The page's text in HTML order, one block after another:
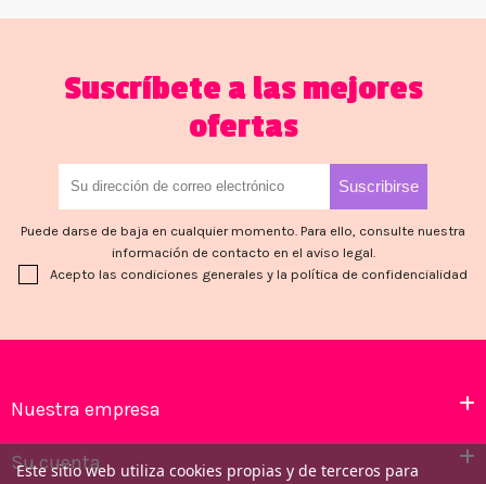
Suscríbete a las mejores
ofertas
Puede darse de baja en cualquier momento. Para ello, consulte nuestra
información de contacto en el aviso legal.
Acepto las condiciones generales y la política de confidencialidad
Nuestra empresa
Su cuenta
Este sitio web utiliza cookies propias y de terceros para